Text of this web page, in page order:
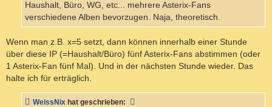
Haushalt, Büro, WG, etc... mehrere Asterix-Fans
verschiedene Alben bevorzugen. Naja, theoretisch.
Wenn man z.B. x=5 setzt, dann können innerhalb einer Stunde
über diese IP (=Haushalt/Büro) fünf Asterix-Fans abstimmen (oder
1 Asterix-Fan fünf Mal). Und in der nächsten Stunde wieder. Das
halte ich für erträglich.
WeissNix hat geschrieben: